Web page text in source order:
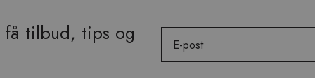
få tilbud, tips og